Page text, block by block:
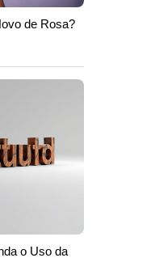
de Rosa?
o Uso da